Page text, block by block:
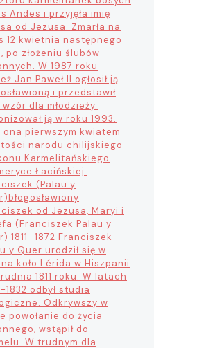
Andes i przyjęła imię
od Jezusa. Zmarła na
12 kwietnia następnego
po złożeniu ślubów
W 1987 roku
Jan Paweł II ogłosił ją
i przedstawił
dla młodzieży.
ją w roku 1993.
ona pierwszym kwiatem
narodu chilijskiego
Karmelitańskiego
Łacińskiej.
(Palau y
błogosławiony
od Jezusa, Maryi i
(Franciszek Palau y
1811–1872 Franciszek
y Quer urodził się w
koło Lérida w Hiszpanii
1811 roku. W latach
1832 odbył studia
Odkrywszy w
powołanie do życia
wstąpił do
W trudnym dla